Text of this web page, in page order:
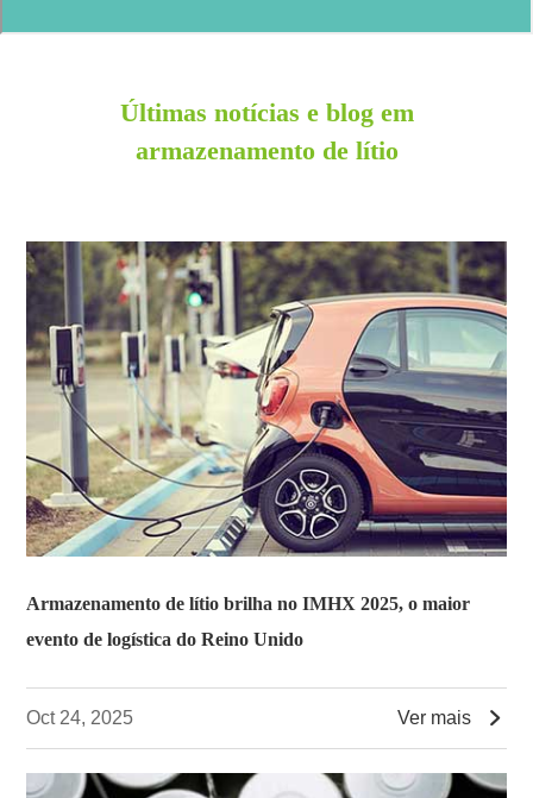
Últimas notícias e blog em
armazenamento de lítio
Armazenamento de lítio brilha no IMHX 2025, o maior
evento de logística do Reino Unido
Oct 24, 2025 Ver mais 